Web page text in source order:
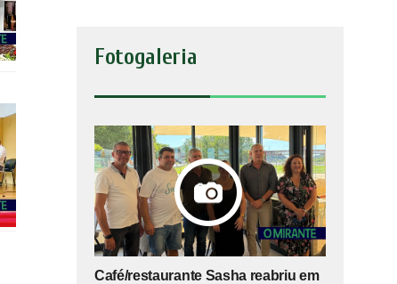
Fotogaleria
Café/restaurante Sasha reabriu em